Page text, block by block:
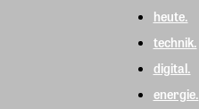
heute.
technik.
digital.
energie.